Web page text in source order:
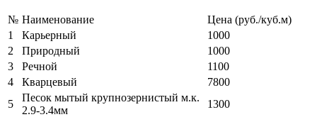
№ Наименование
Цена (руб./куб.м)
1
Карьерный
1000
2
Природный
1000
3
Речной
1100
4
Кварцевый
7800
5
Песок мытый крупнозернистый м.к.
2.9-3.4мм
1300